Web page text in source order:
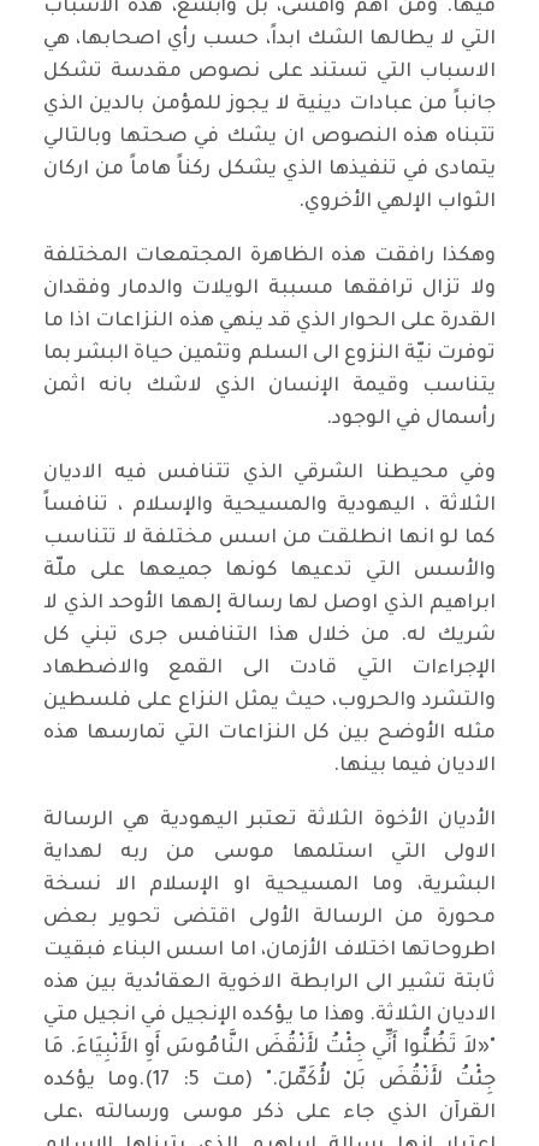
فيها. ومن اهم وأقسى، بل وأبشع، هذه الأسباب
التي لا يطالها الشك ابداً، حسب رأي اصحابها، هي
الاسباب التي تستند على نصوص مقدسة تشكل
جانباً من عبادات دينية لا يجوز للمؤمن بالدين الذي
تتبناه هذه النصوص ان يشك في صحتها وبالتالي
يتمادى في تنفيذها الذي يشكل ركناً هاماً من اركان
الثواب الإلهي الأخروي.
وهكذا رافقت هذه الظاهرة المجتمعات المختلفة
ولا تزال ترافقها مسببة الويلات والدمار وفقدان
القدرة على الحوار الذي قد ينهي هذه النزاعات اذا ما
توفرت نيّة النزوع الى السلم وتثمين حياة البشر بما
يتناسب وقيمة الإنسان الذي لاشك بانه اثمن
رأسمال في الوجود.
وفي محيطنا الشرقي الذي تتنافس فيه الاديان
الثلاثة ، اليهودية والمسيحية والإسلام ، تنافساً
كما لو انها انطلقت من اسس مختلفة لا تتناسب
والأسس التي تدعيها كونها جميعها على ملّة
ابراهيم الذي اوصل لها رسالة إلهها الأوحد الذي لا
شريك له. من خلال هذا التنافس جرى تبني كل
الإجراءات التي قادت الى القمع والاضطهاد
والتشرد والحروب، حيث يمثل النزاع على فلسطين
مثله الأوضح بين كل النزاعات التي تمارسها هذه
الاديان فيما بينها.
الأديان الأخوة الثلاثة تعتبر اليهودية هي الرسالة
الاولى التي استلمها موسى من ربه لهداية
البشرية، وما المسيحية او الإسلام الا نسخة
محورة من الرسالة الأولى اقتضى تحوير بعض
اطروحاتها اختلاف الأزمان، اما اسس البناء فبقيت
ثابتة تشير الى الرابطة الاخوية العقائدية بين هذه
الاديان الثلاثة. وهذا ما يؤكده الإنجيل في انجيل متي
"«لاَ تَظُنُّوا أَنِّي جِئْتُ لأَنْقُضَ النَّامُوسَ أَوِ الأَنْبِيَاءَ. مَا
جِئْتُ لأَنْقُضَ بَلْ لأُكَمِّلَ." (مت 5: 17).وما يؤكده
القرآن الذي جاء على ذكر موسى ورسالته ،على